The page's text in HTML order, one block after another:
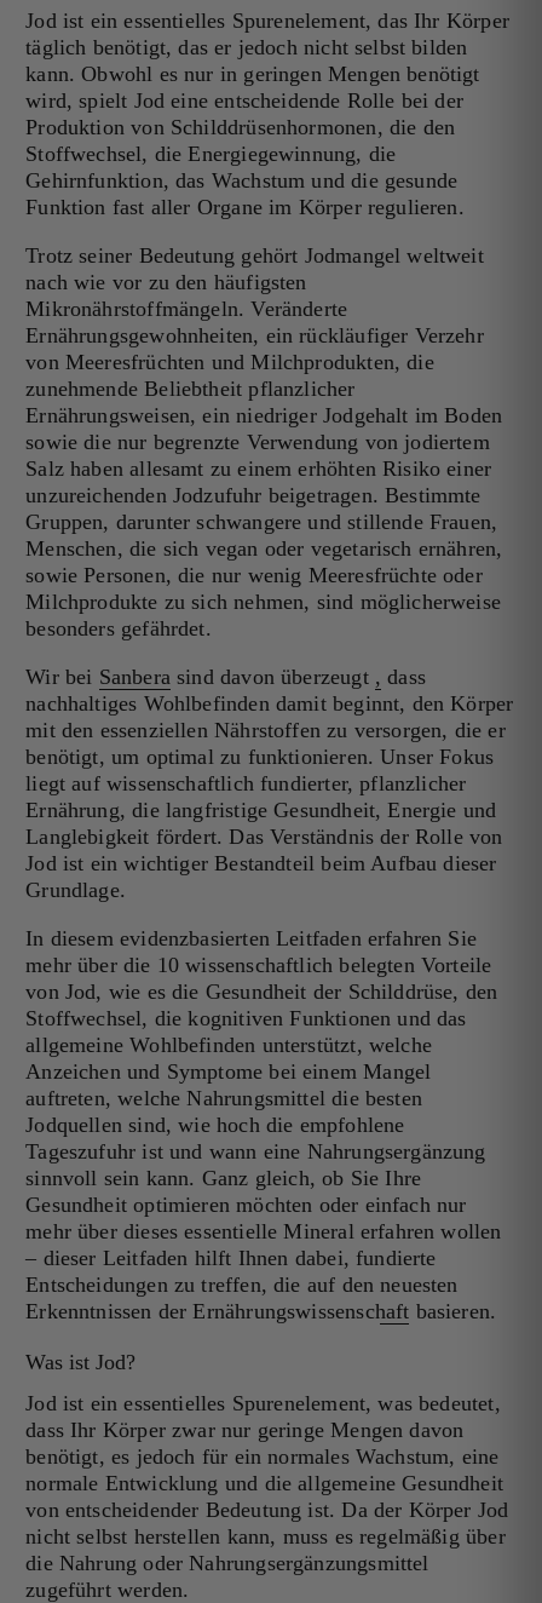
Jod ist ein essentielles Spurenelement, das Ihr Körper
täglich benötigt, das er jedoch nicht selbst bilden
kann. Obwohl es nur in geringen Mengen benötigt
wird, spielt Jod eine entscheidende Rolle bei der
Produktion von Schilddrüsenhormonen, die den
Stoffwechsel, die Energiegewinnung, die
Gehirnfunktion, das Wachstum und die gesunde
Funktion fast aller Organe im Körper regulieren.
Trotz seiner Bedeutung gehört Jodmangel weltweit
nach wie vor zu den häufigsten
Mikronährstoffmängeln. Veränderte
Ernährungsgewohnheiten, ein rückläufiger Verzehr
von Meeresfrüchten und Milchprodukten, die
zunehmende Beliebtheit pflanzlicher
Ernährungsweisen, ein niedriger Jodgehalt im Boden
sowie die nur begrenzte Verwendung von jodiertem
Salz haben allesamt zu einem erhöhten Risiko einer
unzureichenden Jodzufuhr beigetragen. Bestimmte
Gruppen, darunter schwangere und stillende Frauen,
Menschen, die sich vegan oder vegetarisch ernähren,
sowie Personen, die nur wenig Meeresfrüchte oder
Milchprodukte zu sich nehmen, sind möglicherweise
besonders gefährdet.
Wir bei Sanbera sind davon überzeugt , dass
nachhaltiges Wohlbefinden damit beginnt, den Körper
mit den essenziellen Nährstoffen zu versorgen, die er
benötigt, um optimal zu funktionieren. Unser Fokus
liegt auf wissenschaftlich fundierter, pflanzlicher
Ernährung, die langfristige Gesundheit, Energie und
Langlebigkeit fördert. Das Verständnis der Rolle von
Jod ist ein wichtiger Bestandteil beim Aufbau dieser
Grundlage.
In diesem evidenzbasierten Leitfaden erfahren Sie
mehr über die 10 wissenschaftlich belegten Vorteile
von Jod, wie es die Gesundheit der Schilddrüse, den
Stoffwechsel, die kognitiven Funktionen und das
allgemeine Wohlbefinden unterstützt, welche
Anzeichen und Symptome bei einem Mangel
auftreten, welche Nahrungsmittel die besten
Jodquellen sind, wie hoch die empfohlene
Tageszufuhr ist und wann eine Nahrungsergänzung
sinnvoll sein kann. Ganz gleich, ob Sie Ihre
Gesundheit optimieren möchten oder einfach nur
mehr über dieses essentielle Mineral erfahren wollen
– dieser Leitfaden hilft Ihnen dabei, fundierte
Entscheidungen zu treffen, die auf denneuesten
Erkenntnissen der Ernährungswissenschaft basieren.
Was ist Jod?
Jod ist ein essentielles Spurenelement, was bedeutet,
dass Ihr Körper zwar nur geringe Mengen davon
benötigt, es jedoch für ein normales Wachstum, eine
normale Entwicklung und die allgemeine Gesundheit
von entscheidender Bedeutung ist. Da der Körper Jod
nicht selbst herstellen kann, muss es regelmäßig über
die Nahrung oder Nahrungsergänzungsmittel
zugeführt werden.